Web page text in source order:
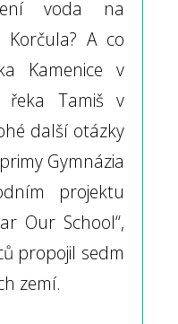
voda na
Korčula? A co
Kamenice v
řeka Tamiš v
další otázky
Gymnázia
projektu
Our School“,
propojil sedm
zemí.